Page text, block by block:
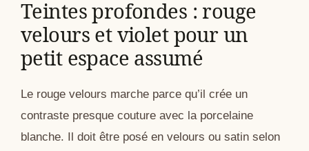
Teintes profondes : rouge
velours et violet pour un
petit espace assumé
Le rouge velours marche parce qu’il crée un
contraste presque couture avec la porcelaine
blanche. Il doit être posé en velours ou satin selon